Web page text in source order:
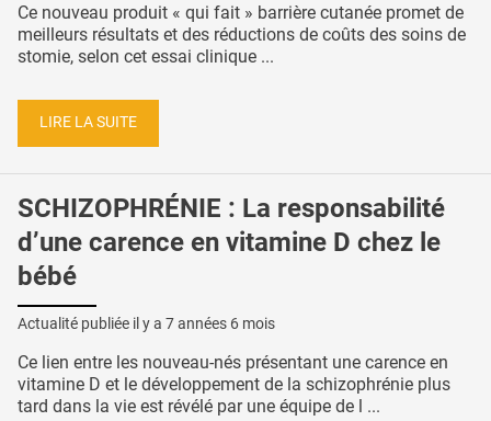
Ce nouveau produit « qui fait » barrière cutanée promet de
meilleurs résultats et des réductions de coûts des soins de
stomie, selon cet essai clinique ...
LIRE LA SUITE
SCHIZOPHRÉNIE : La responsabilité
d’une carence en vitamine D chez le
bébé
Actualité publiée il y a 7 années 6 mois
Ce lien entre les nouveau-nés présentant une carence en
vitamine D et le développement de la schizophrénie plus
tard dans la vie est révélé par une équipe de l ...